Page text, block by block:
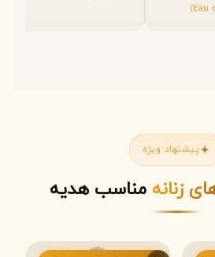
پیشنهاد ویژه
زنانه مناسب هدیه